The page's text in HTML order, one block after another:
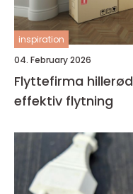
inspiration
04. February 2026
Flyttefirma hillerød sådan får du en tryg og
effektiv flytning